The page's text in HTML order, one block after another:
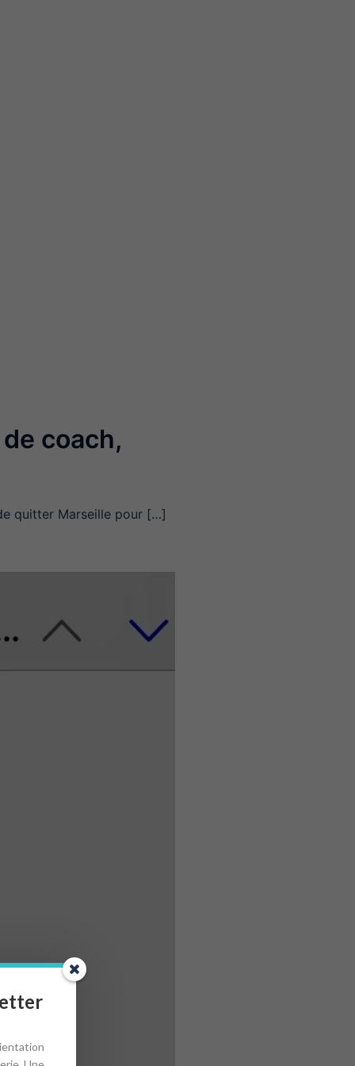
coach,
quitter Marseille pour […]